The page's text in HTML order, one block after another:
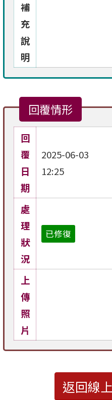
補
充
說
明
回覆情形
回
覆
日
期
2025-06-03
12:25
處
理
狀
況
已修復
上
傳
照
片
返回線